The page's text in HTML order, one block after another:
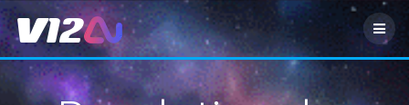
Zum
Inhalt
springen